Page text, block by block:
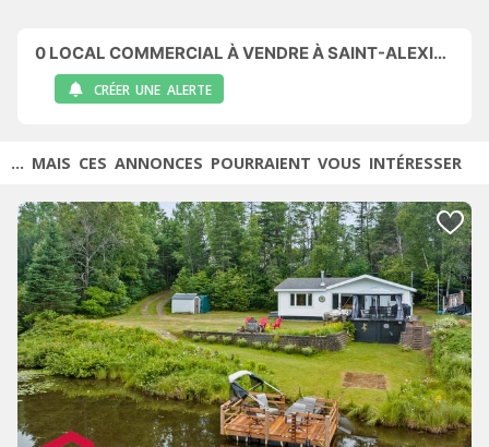
0 LOCAL COMMERCIAL À VENDRE À SAINT-ALEXIS-DES-MONTS
CRÉER UNE ALERTE
... MAIS CES ANNONCES POURRAIENT VOUS INTÉRESSER